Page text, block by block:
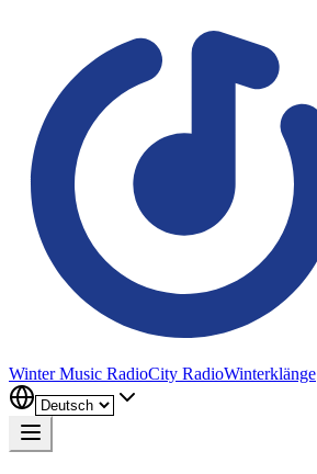
Winter Music RadioCity RadioWinterklänge